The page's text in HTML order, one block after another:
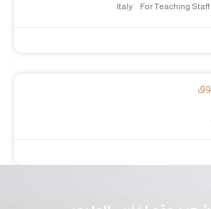
Italy For Teaching Staff